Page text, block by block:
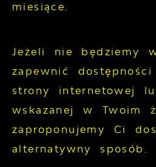
miesiące.
Jeżeli nie będziemy
zapewnić
strony internetowej
wskazanej w Twoim
zaproponujemy Ci
alternatywny sposób.